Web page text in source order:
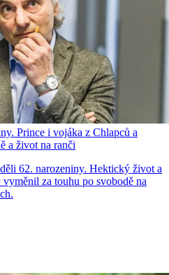
Prince i vojáka z Chlapců a
a život na ranči
62. narozeniny. Hektický život a
za touhu po svobodě na